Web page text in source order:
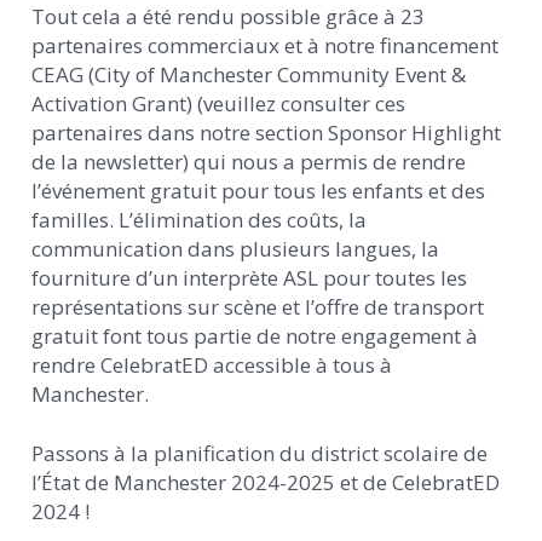
Tout cela a été rendu possible grâce à 23
partenaires commerciaux et à notre financement
CEAG (City of Manchester Community Event &
Activation Grant) (veuillez consulter ces
partenaires dans notre section Sponsor Highlight
de la newsletter) qui nous a permis de rendre
l’événement gratuit pour tous les enfants et des
familles. L’élimination des coûts, la
communication dans plusieurs langues, la
fourniture d’un interprète ASL pour toutes les
représentations sur scène et l’offre de transport
gratuit font tous partie de notre engagement à
rendre CelebratED accessible à tous à
Manchester.
Passons à la planification du district scolaire de
l’État de Manchester 2024-2025 et de CelebratED
2024 !